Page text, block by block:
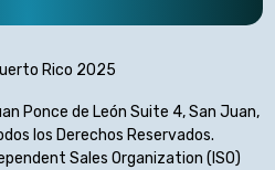
Rico 2025
Ponce de León Suite 4, San Juan,
los Derechos Reservados.
Sales Organization (ISO)